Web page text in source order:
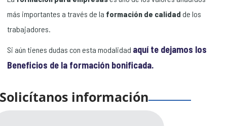
más importantes a través de la formación de calidad de los
trabajadores.
Si aún tienes dudas con esta modalidad aquí te dejamos los
Beneficios de la formación bonificada.
Solicítanos información